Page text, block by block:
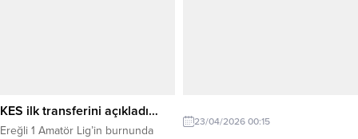
yerleşim birimleri ve afetlere
dayanıklı bir toplum oluşturmak...
Mücadele...
KES ilk transferini açıkladı…
Ereğli 1 Amatör Lig’in burnunda
23/04/2026 00:15